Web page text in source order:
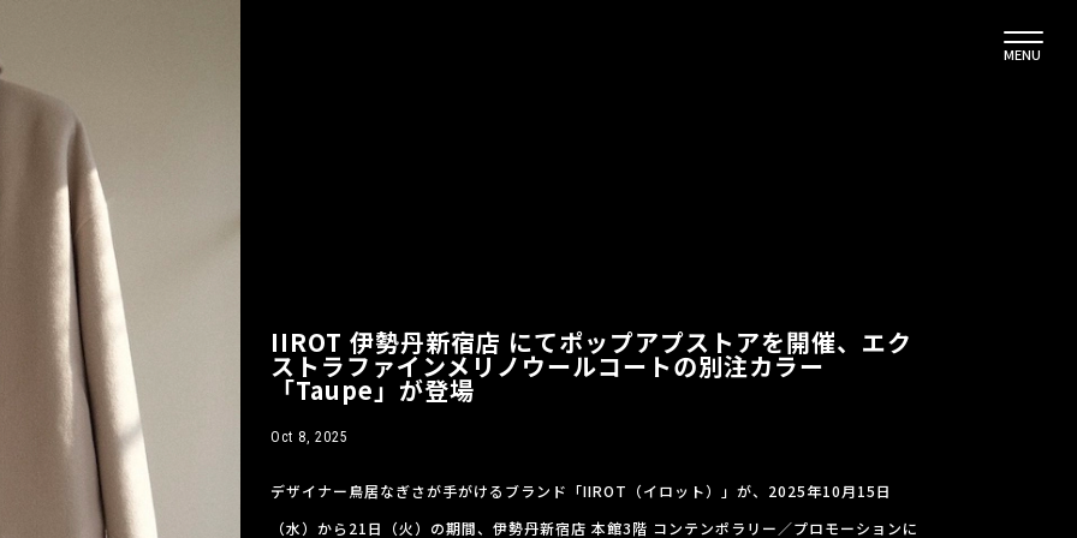
MENU
IIROT 伊勢丹新宿店 にてポップアプストアを開催、エク
ストラファインメリノウールコートの別注カラー
「Taupe」が登場
Oct 8, 2025
デザイナー鳥居なぎさが手がけるブランド「IIROT（イロット）」が、2025年10月15日
（水）から21日（火）の期間、伊勢丹新宿店 本館3階 コンテンポラリー／プロモーションに